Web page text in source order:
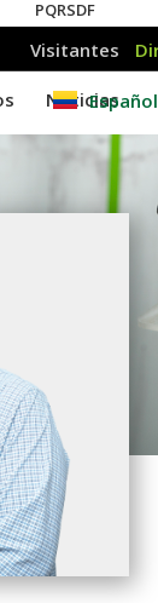
Español